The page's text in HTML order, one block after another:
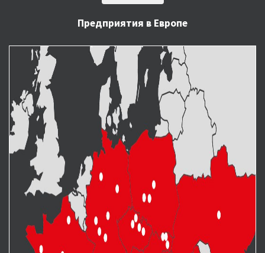
Предприятия в Европе